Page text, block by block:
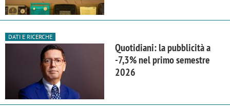
DATI E RICERCHE
Quotidiani: la pubblicità a
-7,3% nel primo semestre
2026